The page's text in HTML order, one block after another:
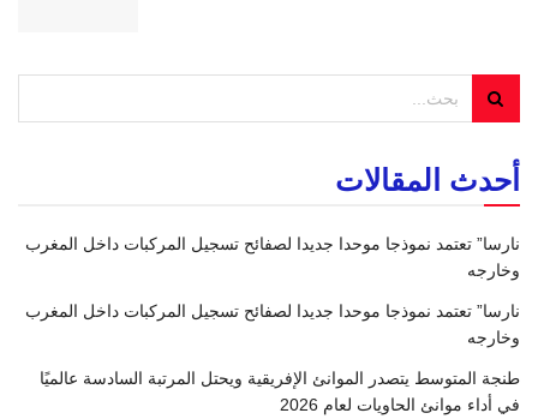
أحدث المقالات
نارسا” تعتمد نموذجا موحدا جديدا لصفائح تسجيل المركبات داخل المغرب
وخارجه
نارسا” تعتمد نموذجا موحدا جديدا لصفائح تسجيل المركبات داخل المغرب
وخارجه
طنجة المتوسط يتصدر الموانئ الإفريقية ويحتل المرتبة السادسة عالميًا
في أداء موانئ الحاويات لعام 2026